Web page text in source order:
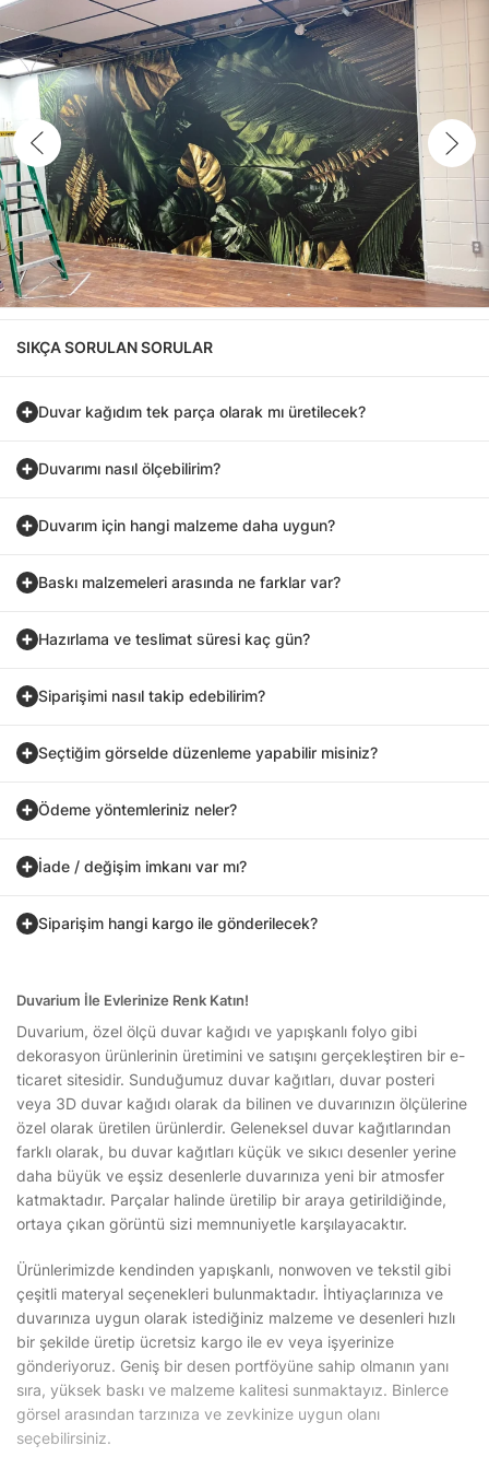
SIKÇA SORULAN SORULAR
Duvar kağıdım tek parça olarak mı üretilecek?
Duvarımı nasıl ölçebilirim?
Duvarım için hangi malzeme daha uygun?
Baskı malzemeleri arasında ne farklar var?
Hazırlama ve teslimat süresi kaç gün?
Siparişimi nasıl takip edebilirim?
Seçtiğim görselde düzenleme yapabilir misiniz?
Ödeme yöntemleriniz neler?
İade / değişim imkanı var mı?
Siparişim hangi kargo ile gönderilecek?
Duvarium İle Evlerinize Renk Katın!
Duvarium, özel ölçü duvar kağıdı ve yapışkanlı folyo gibi
dekorasyon ürünlerinin üretimini ve satışını gerçekleştiren bir e-
ticaret sitesidir. Sunduğumuz duvar kağıtları, duvar posteri
veya 3D duvar kağıdı olarak da bilinen ve duvarınızın ölçülerine
özel olarak üretilen ürünlerdir. Geleneksel duvar kağıtlarından
farklı olarak, bu duvar kağıtları küçük ve sıkıcı desenler yerine
daha büyük ve eşsiz desenlerle duvarınıza yeni bir atmosfer
katmaktadır. Parçalar halinde üretilip bir araya getirildiğinde,
ortaya çıkan görüntü sizi memnuniyetle karşılayacaktır.
Ürünlerimizde kendinden yapışkanlı, nonwoven ve tekstil gibi
çeşitli materyal seçenekleri bulunmaktadır. İhtiyaçlarınıza ve
duvarınıza uygun olarak istediğiniz malzeme ve desenleri hızlı
bir şekilde üretip ücretsiz kargo ile ev veya işyerinize
gönderiyoruz. Geniş bir desen portföyüne sahip olmanın yanı
sıra, yüksek baskı ve malzeme kalitesi sunmaktayız. Binlerce
görsel arasından tarzınıza ve zevkinize uygun olanı
seçebilirsiniz.